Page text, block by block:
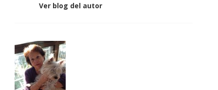
Ver blog del autor